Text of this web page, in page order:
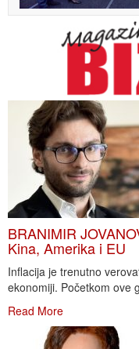
BRANIMIR
Kina, Amerika i EU
Inflacija je trenutno
ekonomiji. Početkom ove
Read More